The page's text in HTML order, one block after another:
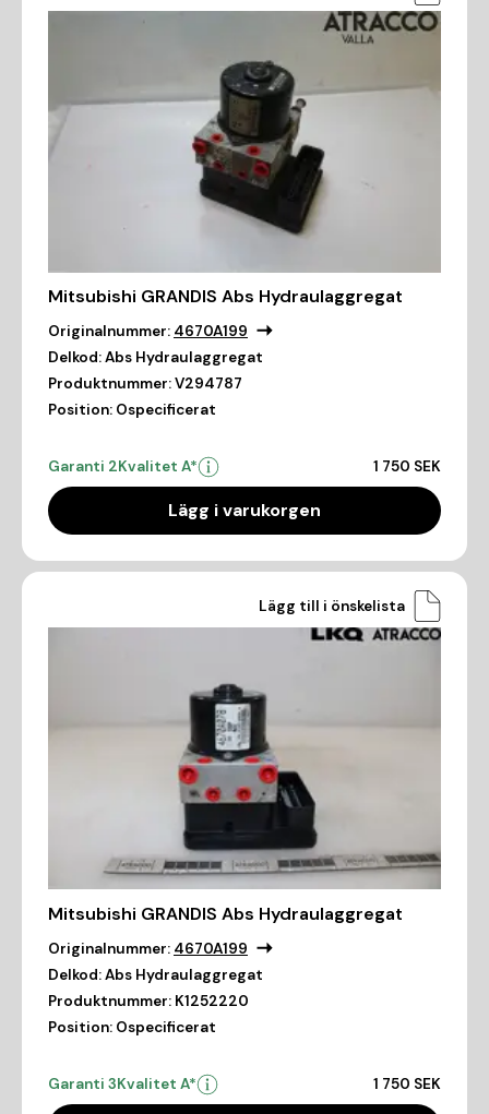
Mitsubishi GRANDIS Abs Hydraulaggregat
Originalnummer: 4670A199
Delkod:Abs Hydraulaggregat
Produktnummer:V294787
Position: Ospecificerat
Garanti 2Kvalitet A* 1 750 SEK
Lägg i varukorgen
Lägg till i önskelista
Mitsubishi GRANDIS Abs Hydraulaggregat
Originalnummer: 4670A199
Delkod:Abs Hydraulaggregat
Produktnummer: K1252220
Position: Ospecificerat
Garanti 3Kvalitet A* 1 750 SEK